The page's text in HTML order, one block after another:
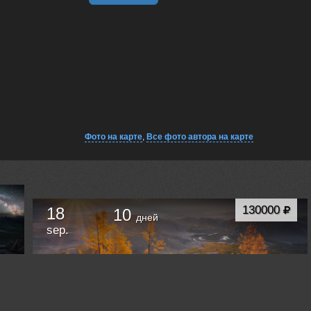
Фото на карте, Все фото автора на карте
130000
18
sep.
10дней